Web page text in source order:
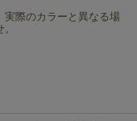
際のカラーと異なる場